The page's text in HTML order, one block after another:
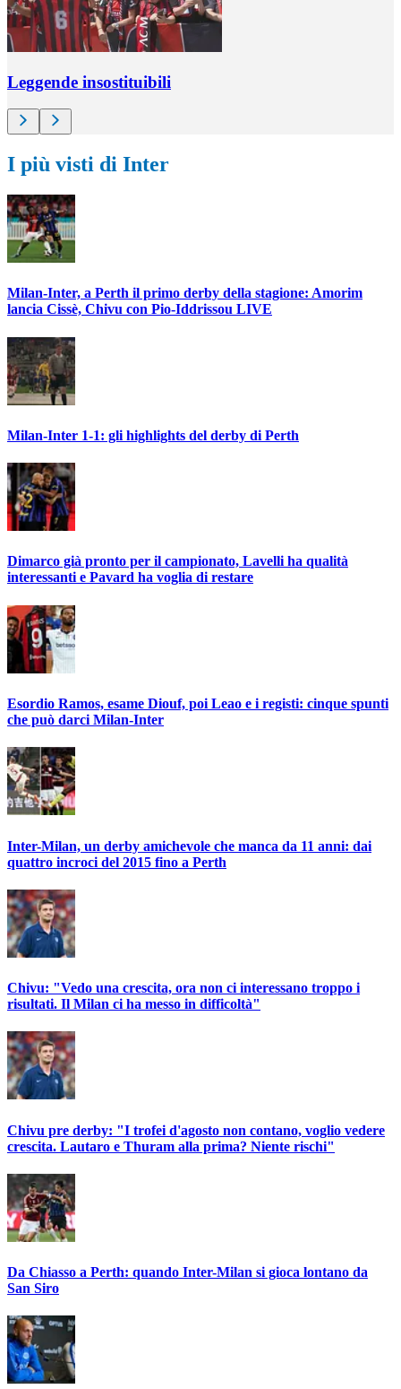
Leggende insostituibili
I più visti di Inter
Milan-Inter, a Perth il primo derby della stagione: Amorim
lancia Cissè, Chivu con Pio-Iddrissou LIVE
Milan-Inter 1-1: gli highlights del derby di Perth
Dimarco già pronto per il campionato, Lavelli ha qualità
interessanti e Pavard ha voglia di restare
Esordio Ramos, esame Diouf, poi Leao e i registi: cinque spunti
che può darci Milan-Inter
Inter-Milan, un derby amichevole che manca da 11 anni: dai
quattro incroci del 2015 fino a Perth
Chivu: "Vedo una crescita, ora non ci interessano troppo i
risultati. Il Milan ci ha messo in difficoltà"
Chivu pre derby: "I trofei d'agosto non contano, voglio vedere
crescita. Lautaro e Thuram alla prima? Niente rischi"
Da Chiasso a Perth: quando Inter-Milan si gioca lontano da
San Siro